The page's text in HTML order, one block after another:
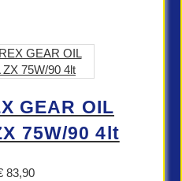
GEAR OIL
75W/90 4lt
83,90